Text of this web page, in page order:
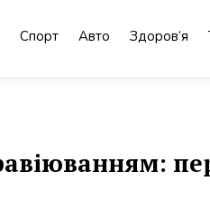
Спорт Авто Здоров’я